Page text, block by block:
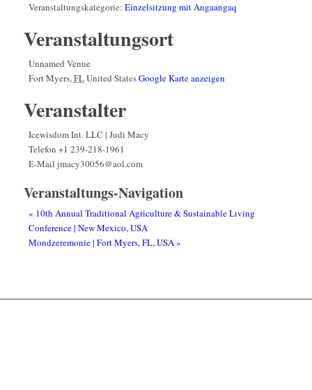
Veranstaltungskategorie: Einzelsitzung mit Angaangaq
Veranstaltungsort
Unnamed Venue
Fort Myers,FLUnited StatesGoogle Karte anzeigen
Veranstalter
Icewisdom Int. LLC | Judi Macy
Telefon +1 239-218-1961
E-Mail jmacy30056@aol.com
Veranstaltungs-Navigation
« 10th Annual Traditional Agriculture & Sustainable Living
Conference | New Mexico, USA
Mondzeremonie | Fort Myers, FL, USA»